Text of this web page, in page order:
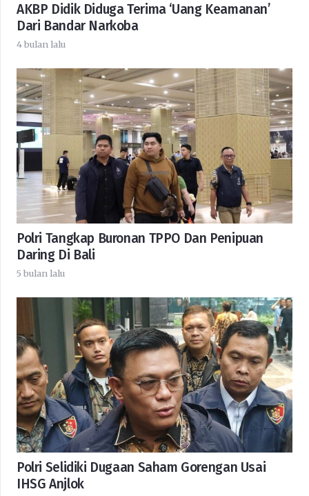
AKBP Didik Diduga Terima ‘Uang Keamanan’
Dari Bandar Narkoba
4 bulan lalu
Polri Tangkap Buronan TPPO Dan Penipuan
Daring Di Bali
5 bulan lalu
Polri Selidiki Dugaan Saham Gorengan Usai
IHSG Anjlok